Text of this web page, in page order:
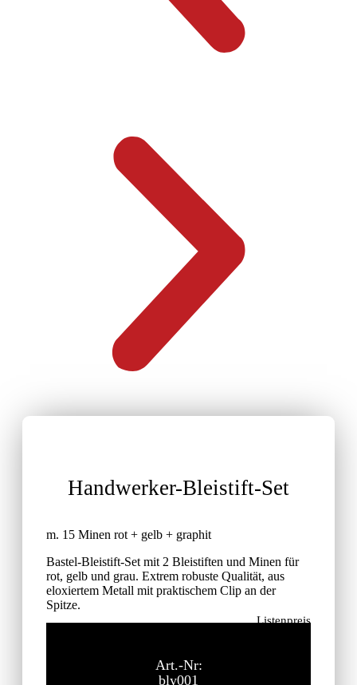
Handwerker-Bleistift-Set
m. 15 Minen rot + gelb + graphit
Bastel-Bleistift-Set mit 2 Bleistiften und Minen für
rot, gelb und grau. Extrem robuste Qualität, aus
eloxiertem Metall mit praktischem Clip an der
Spitze.
Listenpreis
Art.-Nr:
bly001